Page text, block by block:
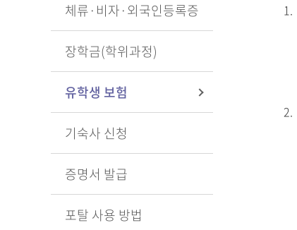
체류·비자·외국인등록증
장학금(학위과정)
유학생 보험
기숙사 신청
증명서 발급
포탈 사용 방법
1.
2.